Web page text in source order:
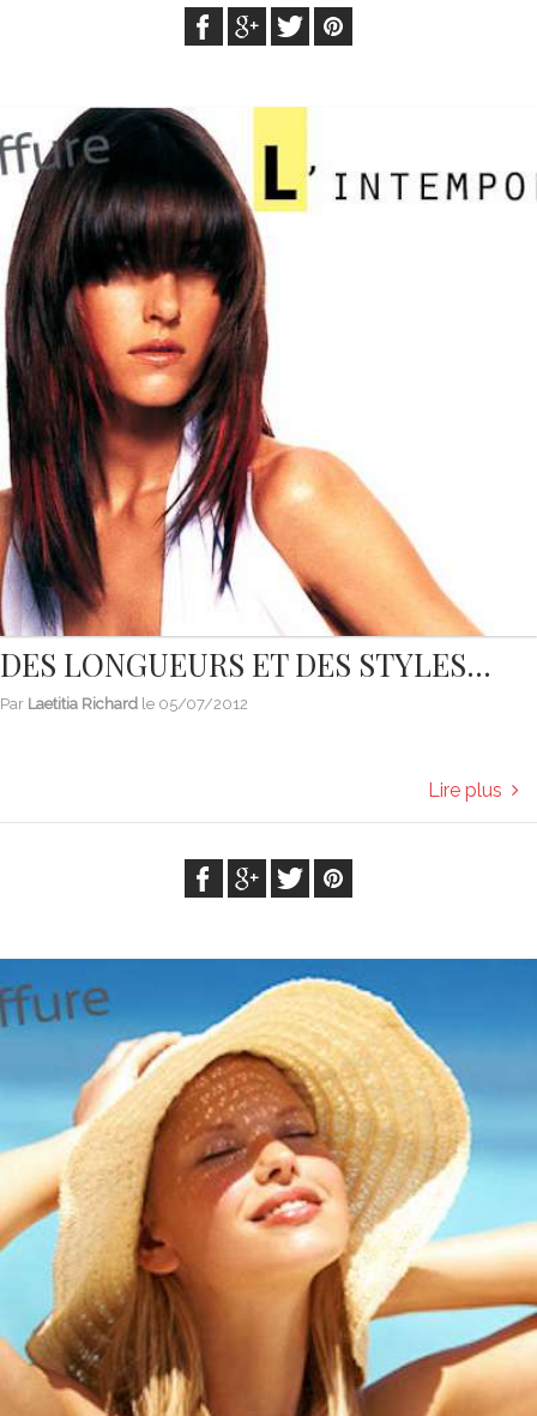
DES LONGUEURS ET DES STYLES...
Par Laetitia Richard le 05/07/2012
Lire plus